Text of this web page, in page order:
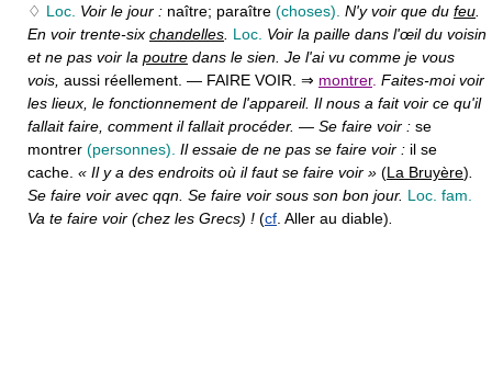
♢ Loc. Voir le jour : naître; paraître (choses). N'y voir que du feu
En voir trente-six chandelles Loc. Voir la paille dans l'œil du voisin
et ne pas voir la poutre dans le sien. Je l'ai vu comme je vous
vois, aussi réellement. — FAIRE VOIR. ⇒ montrer. Faites-moi voir
les lieux, le fonctionnement de l'appareil. Il nous a fait voir ce qu'il
fallait faire, comment il fallait procéder. — Se faire voir : se
montrer (personnes). Il essaie de ne pas se faire voir : il se
cache. « Il y a des endroits où il faut se faire voir » (La Bruyère)
Se faire voir avec qqn. Se faire voir sous son bon jour. Loc. fam.
Va te faire voir (chez les Grecs) ! (cf . Aller au diable)